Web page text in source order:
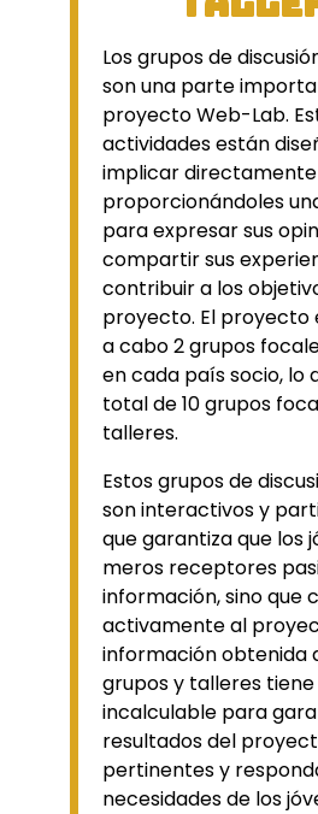
Los grupos de
son una parte
proyecto Web-Lab.
actividades están
implicar directamente
proporcionándoles
para expresar sus
compartir sus
contribuir a los
proyecto. El proyecto
a cabo 2 grupos
en cada país socio, lo
total de 10 grupos
talleres.
Estos grupos de
son interactivos y
que garantiza que los
meros receptores
información, sino que
activamente al
información obtenida
grupos y talleres
incalculable para
resultados del
pertinentes y
necesidades de los